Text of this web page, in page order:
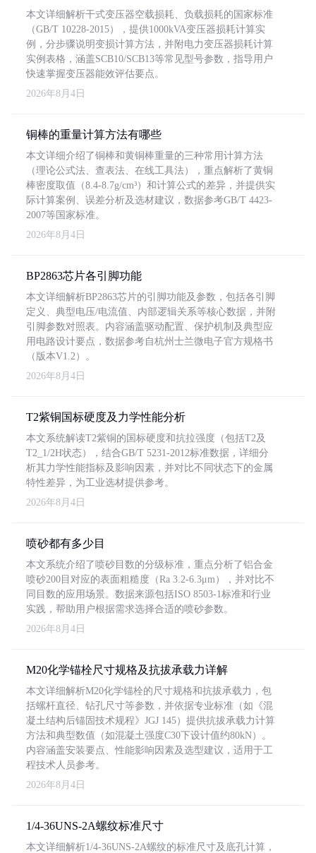
本文详细解析干式变压器空载损耗、负载损耗的国家标准
（GB/T 10228-2015），提供1000kVA变压器损耗计算实
例，分步骤说明变损计算方法，并附电力变压器损耗计算
实例表格，涵盖SCB10/SCB13等常见型号参数，指导用户
快速掌握变压器能效评估要点。
2026年8月4日
铜棒的重量计算方法有哪些
本文详细介绍了铜棒和黄铜棒重量的三种常用计算方法
（理论公式法、查表法、在线工具法），重点解析了黄铜
棒密度取值（8.4-8.7g/cm³）和计算公式的差异，并提供实
际计算案例、误差分析及选材建议，数据参考GB/T 4423-
2007等国家标准。
2026年8月4日
BP2863芯片各引脚功能
本文详细解析BP2863芯片的引脚功能及参数，包括各引脚
定义、典型电压/电流值、内部逻辑关系等核心数据，并附
引脚参数对照表。内容涵盖驱动配置、保护机制及典型应
用电路设计要点，数据参考自杭州士兰微电子官方规格书
（版本V1.2）。
2026年8月4日
T2紫铜国标硬度及力学性能分析
本文系统解读T2紫铜的国标硬度和抗拉强度（包括T2及
T2_1/2H状态），结合GB/T 5231-2012标准数据，详细分
析其力学性能指标及影响因素，并对比不同状态下的金属
特性差异，为工业选材提供参考。
2026年8月4日
喷砂都有多少目
本文系统介绍了喷砂目数的分级标准，重点分析了铝合金
喷砂200目对应的表面粗糙度（Ra 3.2-6.3μm），并对比不
同目数的应用场景。数据来源包括ISO 8503-1标准和行业
实践，帮助用户根据需求选择合适的喷砂参数。
2026年8月4日
M20化学锚栓尺寸规格及抗拔承载力详解
本文详细解析M20化学锚栓的尺寸规格和抗拔承载力，包
括螺杆直径、钻孔尺寸等参数，并依据专业标准（如《混
凝土结构后锚固技术规程》JGJ 145）提供抗拔承载力计算
方法和典型数值（如混凝土强度C30下设计值约80kN）。
内容涵盖安装要点、性能影响因素及选型建议，适用于工
程技术人员参考。
2026年8月4日
1/4-36UNS-2A螺纹标准尺寸
本文详细解析1/4-36UNS-2A螺纹的标准尺寸及底孔计算，